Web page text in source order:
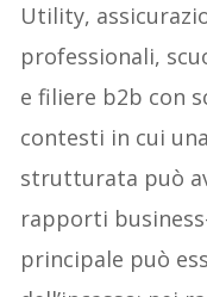
Utility,
professionali,
e filiere b2b con
contesti in cui
strutturata può
rapporti
principale può